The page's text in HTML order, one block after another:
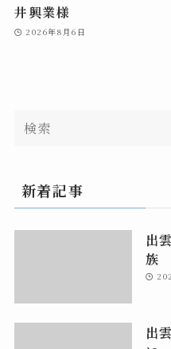
井興業様
2026年8月6日
新着記事
出
族
出